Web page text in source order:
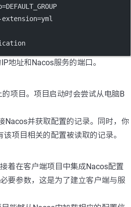
=DEFAULT_GROUP
=yml
地址和Nacos服务的端口。
项目。项目启动时会尝试从电脑B
Nacos并获取配置的记录。同时，你
项目相关的配置被读取的记录。
着在客户端项目中集成Nacos配置
要参数，这是为了建立客户端与服